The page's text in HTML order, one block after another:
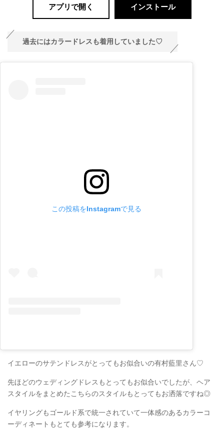
アプリで開く インストール
過去にはカラードレスも着用していました♡
この投稿をInstagramで見る
イエローのサテンドレスがとってもお似合いの有村藍里さん♡
先ほどのウェディングドレスもとってもお似合いでしたが、ヘア
スタイルをまとめたこちらのスタイルもとってもお洒落ですね◎
イヤリングもゴールド系で統一されていて一体感のあるカラーコ
ーディネートもとても参考になります。